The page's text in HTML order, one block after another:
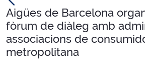
Aigües de Barcelona
fòrum de diàleg amb
associacions de
metropolitana